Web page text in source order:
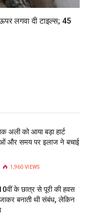
लगवा दी टाइल्स; 45
अली को आया बड़ा हार्ट
और समय पर इलाज ने बचाई
1,960 VIEWS
के छात्र से पूरी की हवस
बनाती थी संबंध, लेकिन